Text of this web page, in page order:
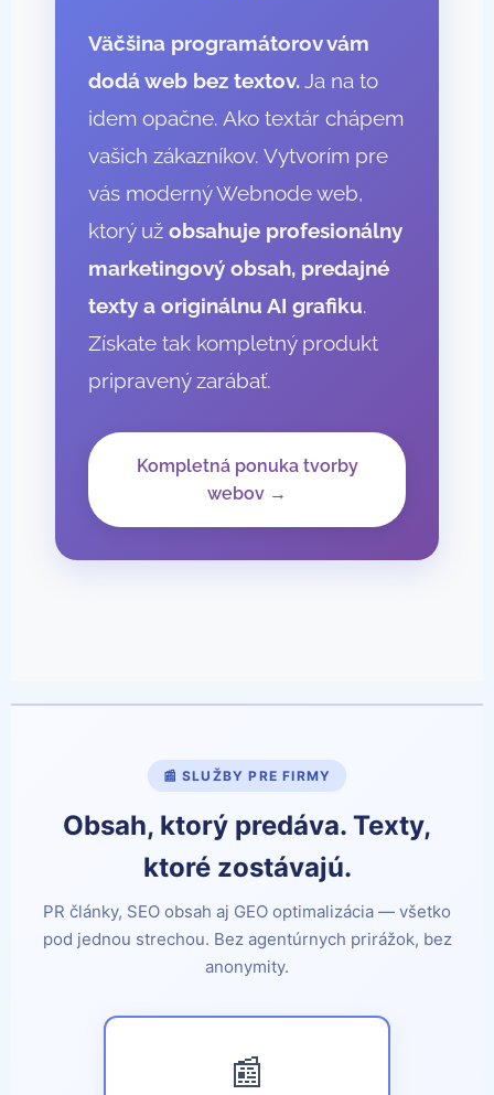
Väčšina programátorov vám
dodá web bez textov.Ja na to
idem opačne. Ako textár chápem
vašich zákazníkov. Vytvorím pre
vás moderný Webnode web,
ktorý už obsahuje profesionálny
marketingový obsah, predajné
texty a originálnu AI grafiku.
Získate tak kompletný produkt
pripravený zarábať.
Kompletná ponuka tvorby
webov →
📰 SLUŽBY PRE FIRMY
Obsah, ktorý predáva. Texty,
ktoré zostávajú.
PR články, SEO obsah aj GEO optimalizácia — všetko
pod jednou strechou. Bez agentúrnych prirážok, bez
anonymity.
📰